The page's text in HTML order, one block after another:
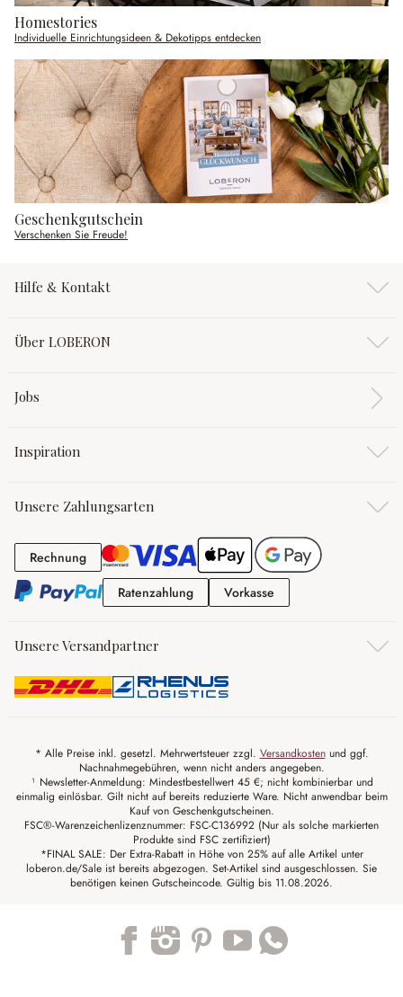
Homestories
Individuelle Einrichtungsideen & Dekotipps entdecken
Geschenkgutschein
Verschenken Sie Freude!
Hilfe & Kontakt
Über LOBERON
Jobs
Inspiration
Unsere Zahlungsarten
RechnungRechnung
RatenzahlungRatenzahlung
Vorkasse
Unsere Versandpartner
* Alle Preise inkl. gesetzl. Mehrwertsteuer zzgl. Versandkostenund ggf.
Nachnahmegebühren, wenn nicht anders angegeben.
¹ Newsletter-Anmeldung: Mindestbestellwert 45 €; nicht kombinierbar und
einmalig einlösbar. Gilt nicht auf bereits reduzierte Ware. Nicht anwendbar beim
Kauf von Geschenkgutscheinen.
FSC®-Warenzeichenlizenznummer: FSC-C136992 (Nur als solche markierten
Produkte sind FSC zertifiziert)
*FINAL SALE: Der Extra-Rabatt in Höhe von 25% auf alle Artikel unter
loberon.de/Sale ist bereits abgezogen. Set-Artikel sind ausgeschlossen. Sie
benötigen keinen Gutscheincode. Gültig bis 11.08.2026.